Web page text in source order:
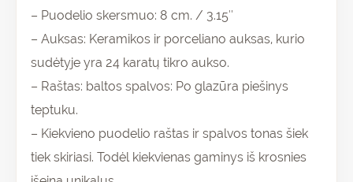
– Puodelio skersmuo: 8 cm. / 3.15″
– Auksas: Keramikos ir porceliano auksas, kurio
sudėtyje yra 24 karatų tikro aukso.
– Raštas: baltos spalvos: Po glazūra piešinys
teptuku.
– Kiekvieno puodelio raštas ir spalvos tonas šiek
tiek skiriasi. Todėl kiekvienas gaminys iš krosnies